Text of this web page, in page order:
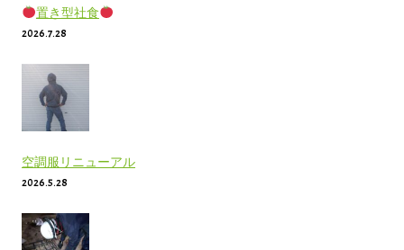
置き型社食
2026.7.28
空調服リニューアル
2026.5.28